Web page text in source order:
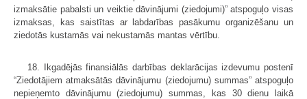
izmaksātie pabalsti un veiktie dāvinājumi (ziedojumi)” atspoguļo visas
izmaksas, kas saistītas ar labdarības pasākumu organizēšanu un
ziedotās kustamās vai nekustamās mantas vērtību.
18. Ikgadējās finansiālās darbības deklarācijas izdevumu postenī
“Ziedotājiem atmaksātās dāvinājumu (ziedojumu) summas” atspoguļo
nepieņemto dāvinājumu (ziedojumu) summas, kas 30 dienu laikā